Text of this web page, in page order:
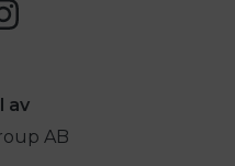
av
AB